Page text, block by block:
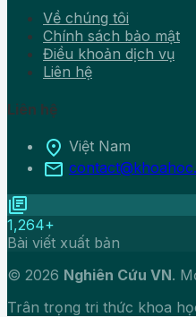
Về chúng tôi
Chính sách bảo mật
Điều khoản dịch vụ
Liên hệ
Liên hệ
location_on Việt Nam
mail
library_books
1,264+
Bài viết xuất bản
© 2026 Nghiên Cứu VN.
Trân trọng tri thức khoa